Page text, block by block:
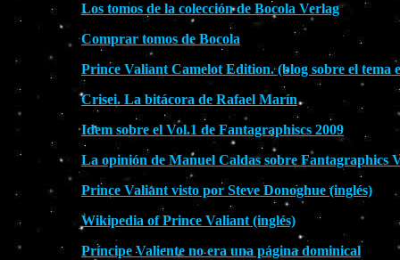
Los tomos de la colección de Bocola Verlag
Comprar tomos de Bocola
Prince Valiant Camelot Edition. (blog sobre el tema
Crisei. La bitácora de Rafael Marín
Idem sobre el Vol.1 de Fantagraphiscs 2009
La opinión de Manuel Caldas sobre Fantagraphics
Prince Valiant visto por Steve Donoghue (inglés)
Wikipedia of Prince Valiant (inglés)
Príncipe Valiente no era una página dominical